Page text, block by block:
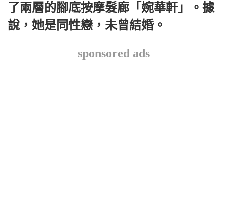
了兩層的腳底按摩髮廊「婉華軒」。據
說，她是同性戀，未曾結婚。
sponsored ads